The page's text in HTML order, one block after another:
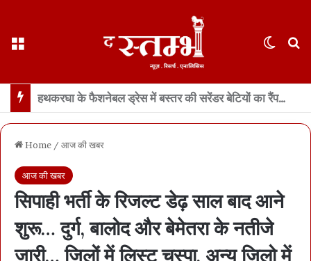
छत्तीसगढ़ : 65 साल के वहशी बूढ़े ने दुष्कर्म की कोशिश में महिला को मारा… मासूम बच्ची रोने लगी तो उसकी भी हत्या… 21 दिन में खुला डबल मर्डर, बूढ़ा अरेस्ट
Home / आज की खबर
आज की खबर
सिपाही भर्ती के रिजल्ट डेढ़ साल बाद आने
शुरू… दुर्ग, बालोद और बेमेतरा के नतीजे
जारी… जिलों में लिस्ट चस्पा, अन्य ज़िलो में